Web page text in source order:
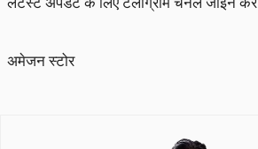
अमेजन स्टोर